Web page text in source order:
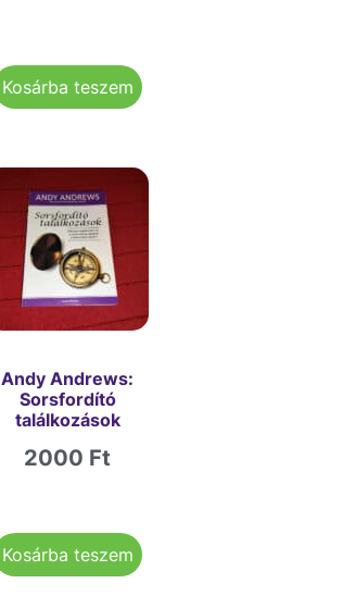
Kosárba teszem
Andy Andrews:
Sorsfordító
találkozások
2000 Ft
Kosárba teszem